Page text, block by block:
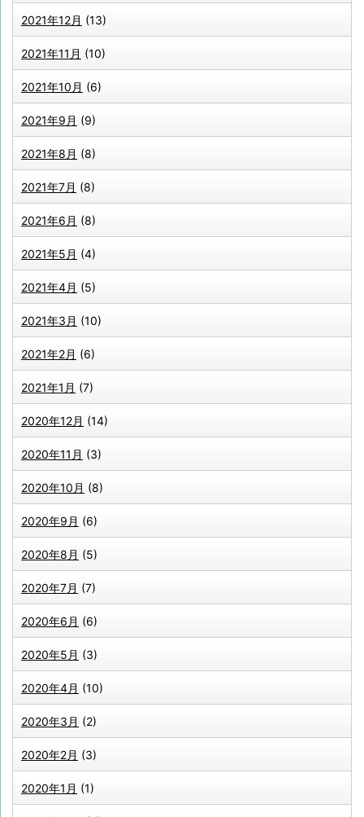
2021年12月 (13)
2021年11月 (10)
2021年10月 (6)
2021年9月 (9)
2021年8月 (8)
2021年7月 (8)
2021年6月 (8)
2021年5月 (4)
2021年4月 (5)
2021年3月 (10)
2021年2月 (6)
2021年1月 (7)
2020年12月 (14)
2020年11月 (3)
2020年10月 (8)
2020年9月 (6)
2020年8月 (5)
2020年7月 (7)
2020年6月 (6)
2020年5月 (3)
2020年4月 (10)
2020年3月 (2)
2020年2月 (3)
2020年1月 (1)